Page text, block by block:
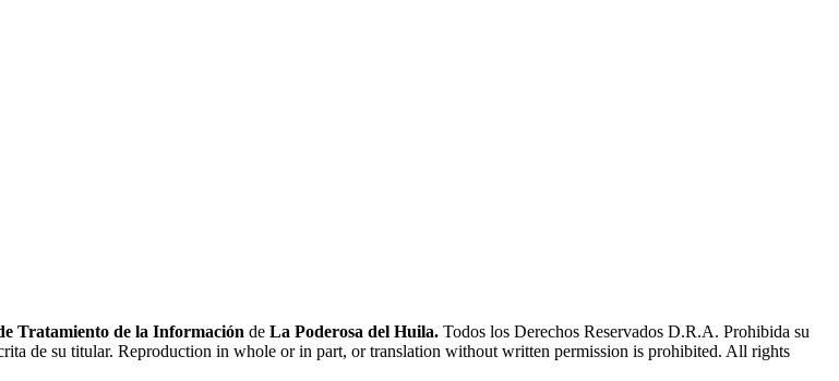
Tratamiento de la Información de La Poderosa del Huila. Todos los Derechos Reservados D.R.A. Prohibida su
de su titular. Reproduction in whole or in part, or translation without written permission is prohibited. All rights